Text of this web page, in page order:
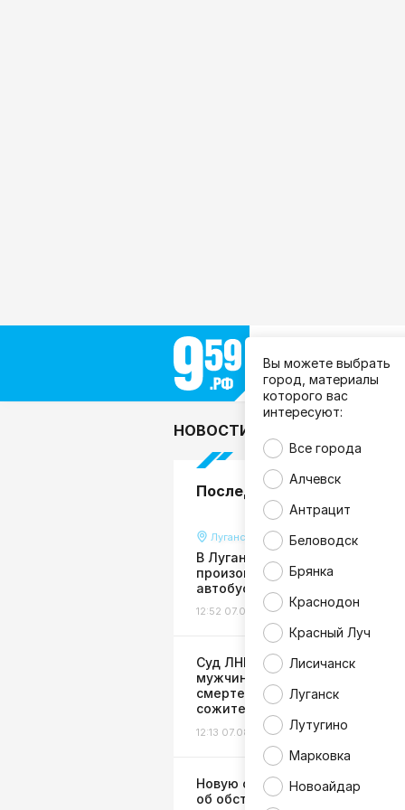
Все города
Вы можете выбрать
город, материалы
которого вас
интересуют:
Все города
Алчевск
Антрацит
Беловодск
Брянка
Краснодон
Красный Луч
Лисичанск
Луганск
Лутугино
Марковка
Новоайдар
НОВОСТИ
Последние новости
Луганск
В Луганске за несколько часов
произошло два ДТП с участием
автобусов
12:52 07.08.26 Происшествия
Суд ЛНР пересмотрел приговор
мужчине, причинившему
смертельные травмы
сожительнице
12:13 07.08.26 Общество
Новую систему оповещения
об обстрелах создадут в ЛНР: